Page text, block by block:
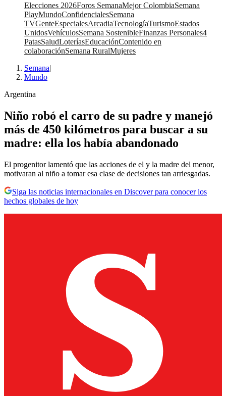
Elecciones 2026Foros SemanaMejor ColombiaSemana
PlayMundoConfidencialesSemana
TVGenteEspecialesArcadiaTecnologíaTurismoEstados
UnidosVehículosSemana SostenibleFinanzas Personales4
PatasSaludLoteríasEducaciónContenido en
colaboraciónSemana RuralMujeres
Semana|
Mundo
Argentina
Niño robó el carro de su padre y manejó
más de 450 kilómetros para buscar a su
madre: ella los había abandonado
El progenitor lamentó que las acciones de el y la madre del menor,
motivaran al niño a tomar esa clase de decisiones tan arriesgadas.
Siga las noticias internacionales en Discover para conocer los
hechos globales de hoy